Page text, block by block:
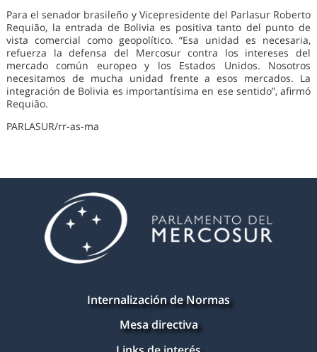
Para el senador brasileño y Vicepresidente del Parlasur Roberto
Requião, la entrada de Bolivia es positiva tanto del punto de
vista comercial como geopolítico. “Esa unidad es necesaria,
refuerza la defensa del Mercosur contra los intereses del
mercado común europeo y los Estados Unidos. Nosotros
necesitamos de mucha unidad frente a esos mercados. La
integración de Bolivia es importantísima en ese sentido”, afirmó
Requião.
PARLASUR/rr-as-ma
Internalización de Normas
Mesa directiva